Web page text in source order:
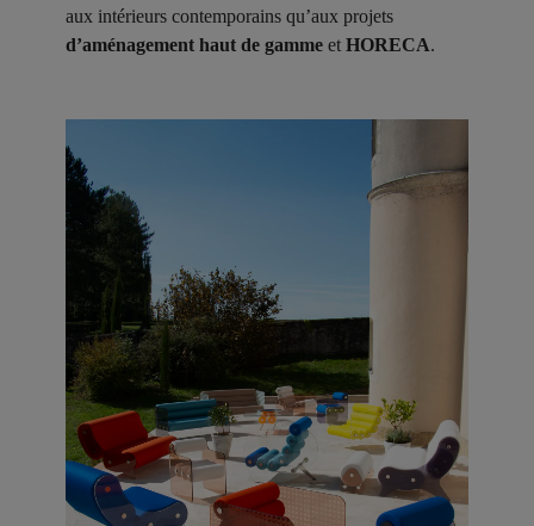
aux intérieurs contemporains qu’aux projets
d’aménagement haut de gamme et HORECA.